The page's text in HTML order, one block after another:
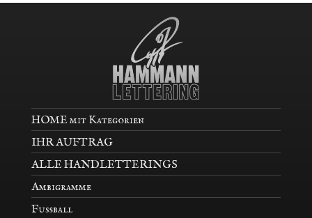
HOME mit Kategorien
IHR AUFTRAG
ALLE HANDLETTERINGS
Ambigramme
Fußball